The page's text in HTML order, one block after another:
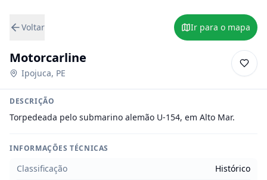
Voltar Ir para o mapa
Motorcarline
Ipojuca, PE
DESCRIÇÃO
Torpedeada pelo submarino alemão U-154, em Alto Mar.
INFORMAÇÕES TÉCNICAS
Classificação Histórico